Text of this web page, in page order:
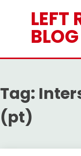
LEFT
BLOG
Tag:
(pt)